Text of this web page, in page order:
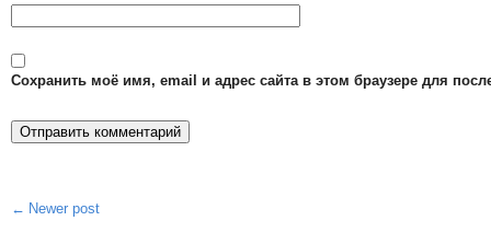
Сохранить моё имя, email и адрес сайта в этом браузере для
Post
Newer post